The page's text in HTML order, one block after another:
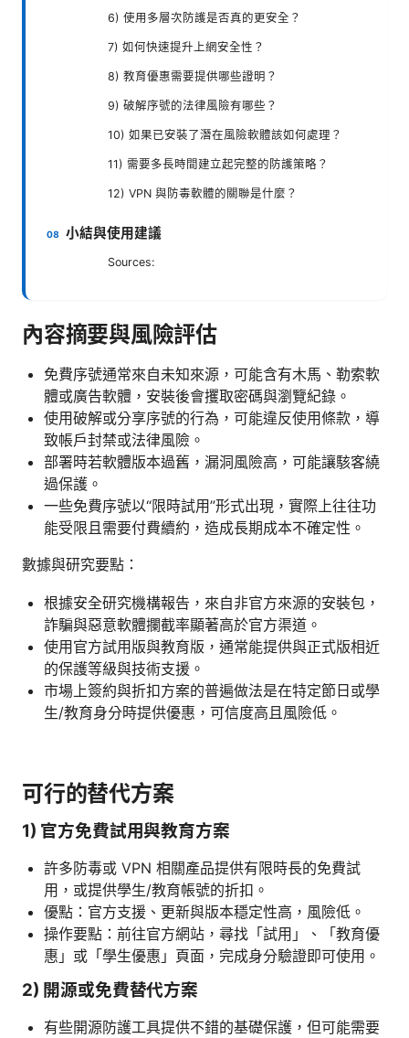
6) 使用多層次防護是否真的更安全？
7) 如何快速提升上網安全性？
8) 教育優惠需要提供哪些證明？
9) 破解序號的法律風險有哪些？
10) 如果已安裝了潛在風險軟體該如何處理？
11) 需要多長時間建立起完整的防護策略？
12) VPN 與防毒軟體的關聯是什麼？
小結與使用建議
Sources:
內容摘要與風險評估
免費序號通常來自未知來源，可能含有木馬、勒索軟
體或廣告軟體，安裝後會攫取密碼與瀏覽紀錄。
使用破解或分享序號的行為，可能違反使用條款，導
致帳戶封禁或法律風險。
部署時若軟體版本過舊，漏洞風險高，可能讓駭客繞
過保護。
一些免費序號以“限時試用”形式出現，實際上往往功
能受限且需要付費續約，造成長期成本不確定性。
數據與研究要點：
根據安全研究機構報告，來自非官方來源的安裝包，
詐騙與惡意軟體攔截率顯著高於官方渠道。
使用官方試用版與教育版，通常能提供與正式版相近
的保護等級與技術支援。
市場上簽約與折扣方案的普遍做法是在特定節日或學
生/教育身分時提供優惠，可信度高且風險低。
可行的替代方案
1) 官方免費試用與教育方案
許多防毒或 VPN 相關產品提供有限時長的免費試
用，或提供學生/教育帳號的折扣。
優點：官方支援、更新與版本穩定性高，風險低。
操作要點：前往官方網站，尋找「試用」、「教育優
惠」或「學生優惠」頁面，完成身分驗證即可使用。
2) 開源或免費替代方案
有些開源防護工具提供不錯的基礎保護，但可能需要